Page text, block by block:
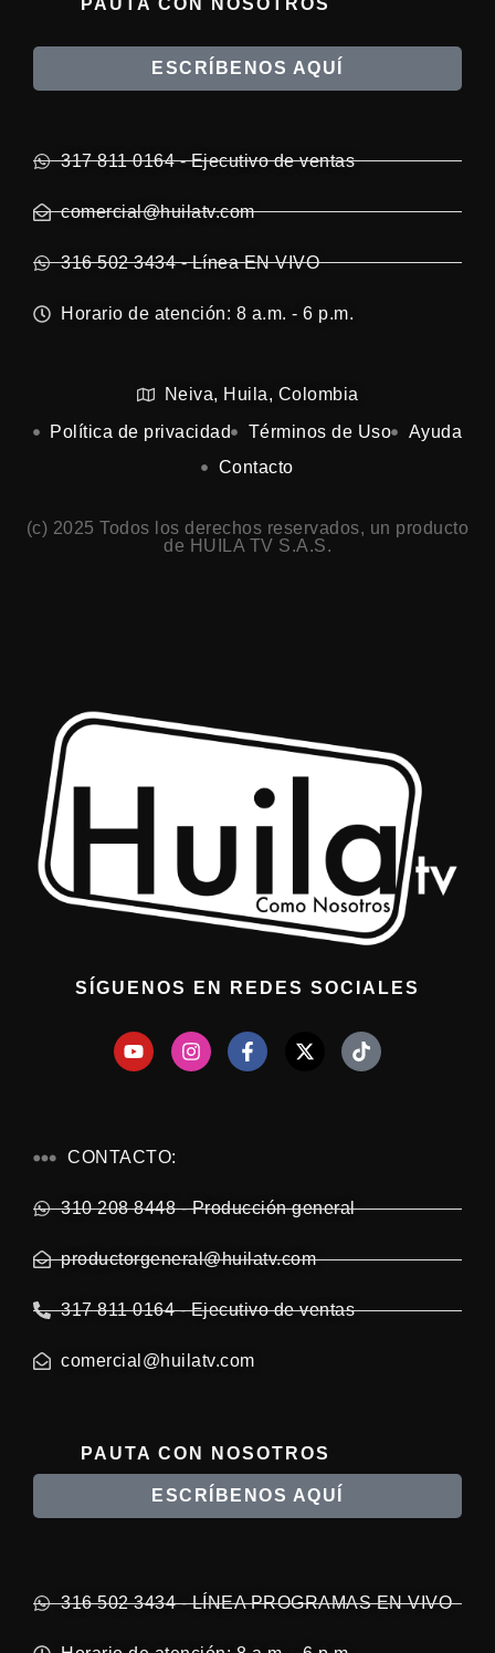
ESCRÍBENOS AQUÍ
317 811 0164 - Ejecutivo de ventas
comercial@huilatv.com
316 502 3434 - Línea EN VIVO
Horario de atención: 8 a.m. - 6 p.m.
Neiva, Huila, Colombia
Política de privacidad
Términos de Uso
Ayuda
Contacto
(c) 2025 Todos los derechos reservados, un producto
de HUILA TV S.A.S.
SÍGUENOS EN REDES SOCIALES
CONTACTO:
310 208 8448 - Producción general
productorgeneral@huilatv.com
317 811 0164 - Ejecutivo de ventas
comercial@huilatv.com
PAUTA CON NOSOTROS
ESCRÍBENOS AQUÍ
316 502 3434 - LÍNEA PROGRAMAS EN VIVO